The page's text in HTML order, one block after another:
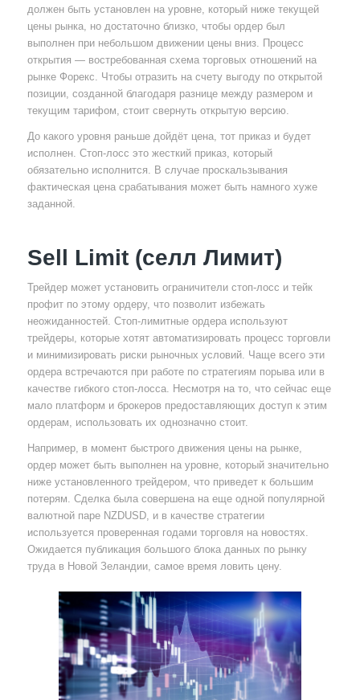
должен быть установлен на уровне, который ниже текущей
цены рынка, но достаточно близко, чтобы ордер был
выполнен при небольшом движении цены вниз. Процесс
открытия — востребованная схема торговых отношений на
рынке Форекс. Чтобы отразить на счету выгоду по открытой
позиции, созданной благодаря разнице между размером и
текущим тарифом, стоит свернуть открытую версию.
До какого уровня раньше дойдёт цена, тот приказ и будет
исполнен. Стоп-лосс это жесткий приказ, который
обязательно исполнится. В случае проскальзывания
фактическая цена срабатывания может быть намного хуже
заданной.
Sell Limit (селл Лимит)
Трейдер может установить ограничители стоп-лосс и тейк
профит по этому ордеру, что позволит избежать
неожиданностей. Стоп-лимитные ордера используют
трейдеры, которые хотят автоматизировать процесс торговли
и минимизировать риски рыночных условий. Чаще всего эти
ордера встречаются при работе по стратегиям порыва или в
качестве гибкого стоп-лосса. Несмотря на то, что сейчас еще
мало платформ и брокеров предоставляющих доступ к этим
ордерам, использовать их однозначно стоит.
Например, в момент быстрого движения цены на рынке,
ордер может быть выполнен на уровне, который значительно
ниже установленного трейдером, что приведет к большим
потерям. Сделка была совершена на еще одной популярной
валютной паре NZDUSD, и в качестве стратегии
используется проверенная годами торговля на новостях.
Ожидается публикация большого блока данных по рынку
труда в Новой Зеландии, самое время ловить цену.